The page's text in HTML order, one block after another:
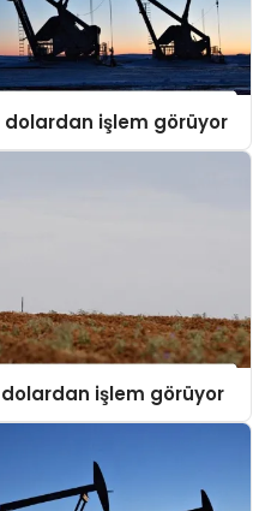
işlem görüyor
işlem görüyor